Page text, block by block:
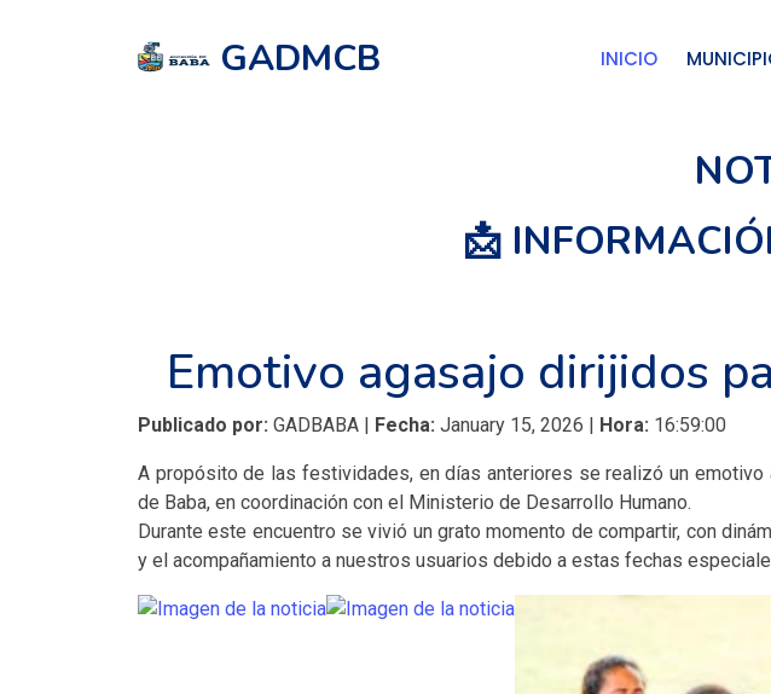
GADMCB INICIO
📩
Emotivo agasajo dirijidos
Publicado por: GADBABA | Fecha: January 15, 2026 | Hora: 16:59:00
A propósito de las festividades, en días anteriores se realizó un
de Baba, en coordinación con el Ministerio de Desarrollo Humano.
Durante este encuentro se vivió un grato momento de compartir, con
y el acompañamiento a nuestros usuarios debido a estas fechas